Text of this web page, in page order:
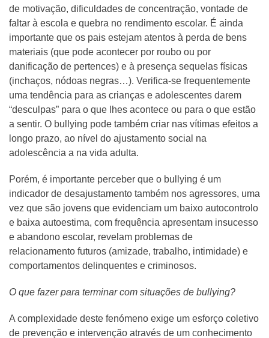
de motivação, dificuldades de concentração, vontade de
faltar à escola e quebra no rendimento escolar. É ainda
importante que os pais estejam atentos à perda de bens
materiais (que pode acontecer por roubo ou por
danificação de pertences) e à presença sequelas físicas
(inchaços, nódoas negras…). Verifica-se frequentemente
uma tendência para as crianças e adolescentes darem
“desculpas” para o que lhes acontece ou para o que estão
a sentir. O bullying pode também criar nas vítimas efeitos a
longo prazo, ao nível do ajustamento social na
adolescência a na vida adulta.
Porém, é importante perceber que o bullying é um
indicador de desajustamento também nos agressores, uma
vez que são jovens que evidenciam um baixo autocontrolo
e baixa autoestima, com frequência apresentam insucesso
e abandono escolar, revelam problemas de
relacionamento futuros (amizade, trabalho, intimidade) e
comportamentos delinquentes e criminosos.
O que fazer para terminar com situações de bullying?
A complexidade deste fenómeno exige um esforço coletivo
de prevenção e intervenção através de um conhecimento